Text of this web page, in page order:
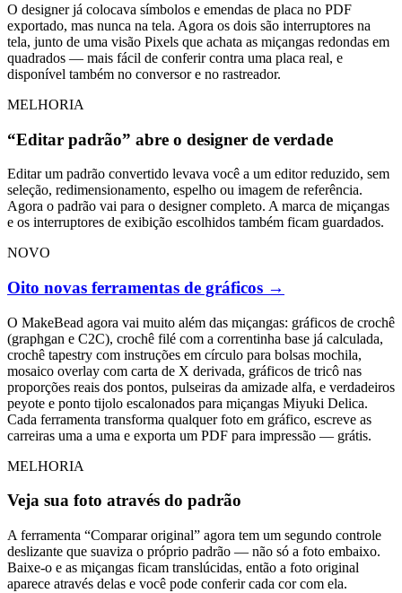
O designer já colocava símbolos e emendas de placa no PDF
exportado, mas nunca na tela. Agora os dois são interruptores na
tela, junto de uma visão Pixels que achata as miçangas redondas em
quadrados — mais fácil de conferir contra uma placa real, e
disponível também no conversor e no rastreador.
MELHORIA
“Editar padrão” abre o designer de verdade
Editar um padrão convertido levava você a um editor reduzido, sem
seleção, redimensionamento, espelho ou imagem de referência.
Agora o padrão vai para o designer completo. A marca de miçangas
e os interruptores de exibição escolhidos também ficam guardados.
NOVO
Oito novas ferramentas de gráficos →
O MakeBead agora vai muito além das miçangas: gráficos de crochê
(graphgan e C2C), crochê filé com a correntinha base já calculada,
crochê tapestry com instruções em círculo para bolsas mochila,
mosaico overlay com carta de X derivada, gráficos de tricô nas
proporções reais dos pontos, pulseiras da amizade alfa, e verdadeiros
peyote e ponto tijolo escalonados para miçangas Miyuki Delica.
Cada ferramenta transforma qualquer foto em gráfico, escreve as
carreiras uma a uma e exporta um PDF para impressão — grátis.
MELHORIA
Veja sua foto através do padrão
A ferramenta “Comparar original” agora tem um segundo controle
deslizante que suaviza o próprio padrão — não só a foto embaixo.
Baixe-o e as miçangas ficam translúcidas, então a foto original
aparece através delas e você pode conferir cada cor com ela.